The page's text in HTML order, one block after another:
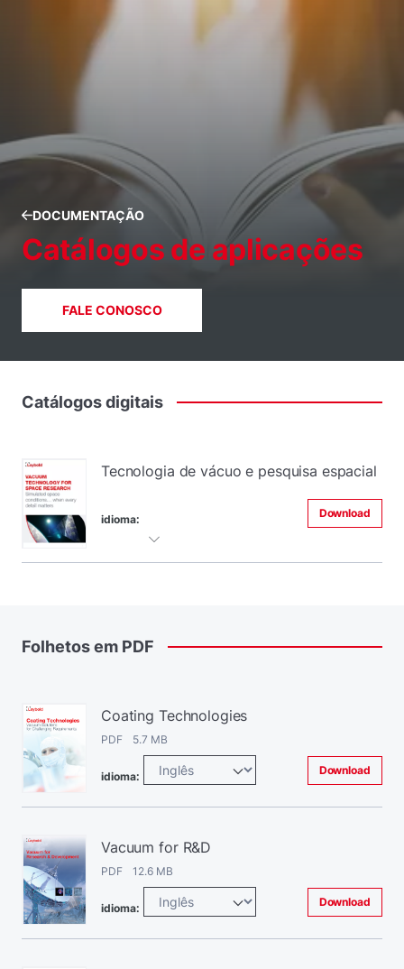
DOCUMENTAÇÃO
Catálogos de aplicações
FALE CONOSCO
Catálogosdigitais
Tecnologia de vácuo e pesquisa espacial
idioma: Download
Folhetosem PDF
Coating Technologies
PDF 5.7 MB
idioma: Download
Vacuum for R&D
PDF 12.6 MB
idioma: Download